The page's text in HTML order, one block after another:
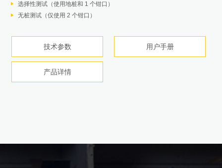
选择性测试（使用地桩和 1 个钳口）
无桩测试（仅使用 2 个钳口）
技术参数 用户手册
产品详情
TrendIt™ 图表的 PI/DAR 定时比测试，迅速发现潮湿和污染绝缘问题
技术参数 用户手册
产品详情
±8kV；
带宽DC~30kHz超谐波测量：增加2-9kHz高频谐波，9-30kHz超谐波
技术参数 用户手册
产品详情
异常点，及时排除温度异常问题。
产品详情
7英寸LCD触摸屏上，SoundMap™ 与可见光图像重叠，以帮助快速找到
泄漏位置。
噪音。
技术参数
7x24连续监测避免人工巡检造成的遗漏
技术参数 产品手册
产品详情
测量电压、电流 (mA)、RTD、热电偶、频率和电阻，以测试传感器、变
送器和其他仪器。
送器。
技术参数
序列测量模式 – 电池组的自动或手动序列测试，无需在每次需要保存测量
值时按下按钮。
下载随时进行分析。
技术参数
只需更少的步骤即可完成 三相电压和电流测试
技术参数 产品手册
产品详情
用，同时还允许在工作现场维修泵
压力校验仪错误率计算功能使得工作人员在工作现场就能快速做出合格/失
技术参数 用户手册
产品详情
100PSIA（690kPa），300PSIA （2Mpa）
压力测量精度0.05% 满量程，可选精度0.02% 满量程
技术参数 用户手册
产品详情
测量 PLC 和控制系统模拟 I/O 的 mA 信号
可显示 mA 测量值和 4 至 20 mA 量程百分比的双背光显示屏
技术参数 用户手册
产品详情
mA 输出功能下提供 1200 ohm 的驱动能力
带回路电源的HART模式，内置 250 ohm 电阻器
技术参数 用户手册
产品详情
用四级刻度表示通频振动和轴承状况问题的严重度
技术参数 用户手册
产品详情
3.5 QVGC 大型彩色显示屏：简易导航，且可通过直观图标和大字体选项
进行查看
技术参数 用户手册
产品详情
预设的测量配置根据所选的测试程序收集数据，无需进行复杂的配置
内置报告编写功能可轻松生成专业的调整前/调整后电机驱动器故障排除报
技术参数 产品详情
简单直观的发射器可根据所连接的附件自动选择正确的定位功能，并且可
自定义8 KHz或33 KHz测试频率
背光功能，适用于昏暗环境
技术参数
确保产品合规生产进而提升品质。
产品技术参数 产品详情
确保所有的作业正确、高效地完成
产品手册 产品详情
可自动识别连接器、熔接头、折弯和分光器等事件
产品手册 产品详情
需要下载前可储存高达8次运行的数据。
完整的隔热箱选件，适合不同的工艺过程需求。
可互换的热电偶适用于各种产品。
技术参数
最高分辨率为 1 μA，最小量程低至3mA（最大测量电流为 60 A）
用户手册 技术参数
立即购买
可以测量诸如电机和照明等设备的启动电流
用户手册 技术参数
立即购买
自动放电，保证安全
全中文操作界面，专为中国用户设计
用户手册 技术参数
立即购买
带电电路检测功能，如果检测到大于30 V的电压，则禁止进行测试，提高
了对人员的保护能力
用户手册 技术参数
立即购买
测量 PLC 和控制系统模拟 I/O 的 mA 信号
用户手册 技术参数
立即购买
热敏电阻：±0.002 °C
技术参数 用户手册
产品详情
RS-232接口及串口线
用户手册 产品详情
冷却时间快
用户手册 技术参数
产品详情
符合人机工程学设计：完全经过重新设计，手持更自然舒适
技术参数 用户手册
立即购买